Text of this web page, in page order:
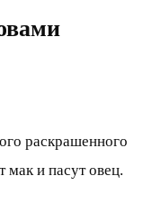
раскрашенного
мак и пасут овец.